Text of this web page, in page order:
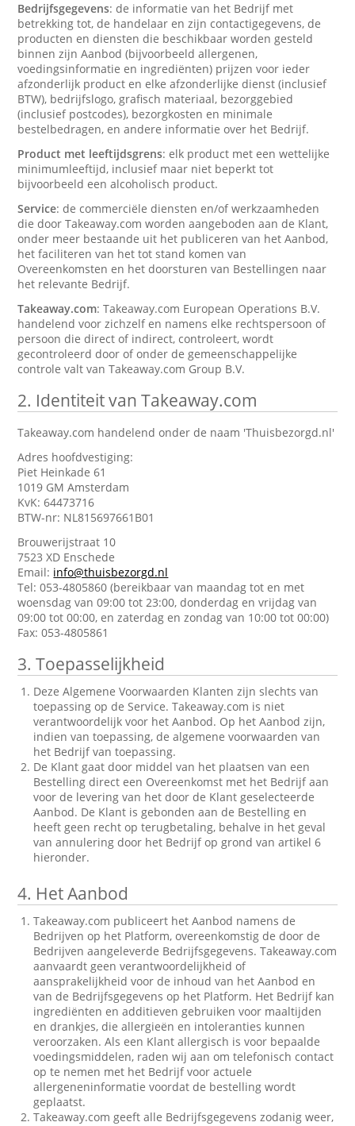
Bedrijfsgegevens: de informatie van het Bedrijf met
betrekking tot, de handelaar en zijn contactigegevens, de
producten en diensten die beschikbaar worden gesteld
binnen zijn Aanbod (bijvoorbeeld allergenen,
voedingsinformatie en ingrediënten) prijzen voor ieder
afzonderlijk product en elke afzonderlijke dienst (inclusief
BTW), bedrijfslogo, grafisch materiaal, bezorggebied
(inclusief postcodes), bezorgkosten en minimale
bestelbedragen, en andere informatie over het Bedrijf.
Product met leeftijdsgrens: elk product met een wettelijke
minimumleeftijd, inclusief maar niet beperkt tot
bijvoorbeeld een alcoholisch product.
Service: de commerciële diensten en/of werkzaamheden
die door Takeaway.com worden aangeboden aan de Klant,
onder meer bestaande uit het publiceren van het Aanbod,
het faciliteren van het tot stand komen van
Overeenkomsten en het doorsturen van Bestellingen naar
het relevante Bedrijf.
Takeaway.com: Takeaway.com European Operations B.V.
handelend voor zichzelf en namens elke rechtspersoon of
persoon die direct of indirect, controleert, wordt
gecontroleerd door of onder de gemeenschappelijke
controle valt van Takeaway.com Group B.V.
2. Identiteit van Takeaway.com
Takeaway.com handelend onder de naam 'Thuisbezorgd.nl'
Adres hoofdvestiging:
Piet Heinkade 61
1019 GM Amsterdam
KvK: 64473716
BTW-nr: NL815697661B01
Brouwerijstraat 10
7523 XD Enschede
Email: info@thuisbezorgd.nl
Tel: 053-4805860 (bereikbaar van maandag tot en met
woensdag van 09:00 tot 23:00, donderdag en vrijdag van
09:00 tot 00:00, en zaterdag en zondag van 10:00 tot 00:00)
Fax: 053-4805861
3. Toepasselijkheid
Deze Algemene Voorwaarden Klanten zijn slechts van
toepassing op de Service. Takeaway.com is niet
verantwoordelijk voor het Aanbod. Op het Aanbod zijn,
indien van toepassing, de algemene voorwaarden van
het Bedrijf van toepassing.
De Klant gaat door middel van het plaatsen van een
Bestelling direct een Overeenkomst met het Bedrijf aan
voor de levering van het door de Klant geselecteerde
Aanbod. De Klant is gebonden aan de Bestelling en
heeft geen recht op terugbetaling, behalve in het geval
van annulering door het Bedrijf op grond van artikel 6
hieronder.
4. Het Aanbod
Takeaway.com publiceert het Aanbod namens de
Bedrijven op het Platform, overeenkomstig de door de
Bedrijven aangeleverde Bedrijfsgegevens. Takeaway.com
aanvaardt geen verantwoordelijkheid of
aansprakelijkheid voor de inhoud van het Aanbod en
van de Bedrijfsgegevens op het Platform. Het Bedrijf kan
ingrediënten en additieven gebruiken voor maaltijden
en drankjes, die allergieën en intoleranties kunnen
veroorzaken. Als een Klant allergisch is voor bepaalde
voedingsmiddelen, raden wij aan om telefonisch contact
op te nemen met het Bedrijf voor actuele
allergeneninformatie voordat de bestelling wordt
geplaatst.
Takeaway.com geeft alle Bedrijfsgegevens zodanig weer,